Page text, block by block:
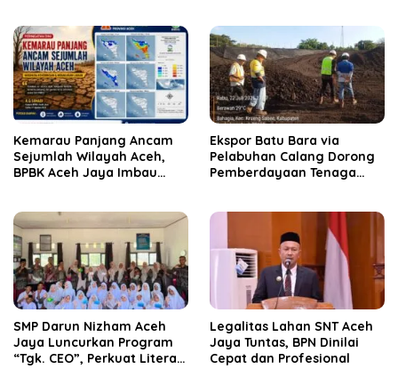
Kemarau Panjang Ancam
Sejumlah Wilayah Aceh,
BPBK Aceh Jaya Imbau
‎Ekspor Batu Bara via
Pelabuhan Calang Dorong
Pemberdayaan Tenaga
SMP Darun Nizham Aceh
Jaya Luncurkan Program
“Tgk. CEO”, Perkuat Literasi
Legalitas Lahan SNT Aceh
Jaya Tuntas, BPN Dinilai
Cepat dan Profesional